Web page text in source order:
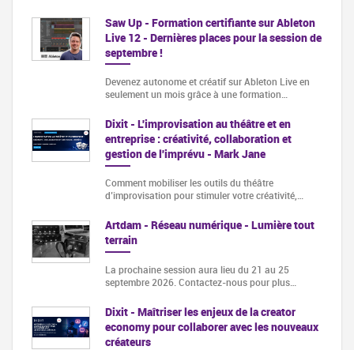
Saw Up - Formation certifiante sur Ableton
Live 12 - Dernières places pour la session de
septembre !
Devenez autonome et créatif sur Ableton Live en
seulement un mois grâce à une formation…
Dixit - L'improvisation au théâtre et en
entreprise : créativité, collaboration et
gestion de l'imprévu - Mark Jane
Comment mobiliser les outils du théâtre
d’improvisation pour stimuler votre créativité,…
Artdam - Réseau numérique - Lumière tout
terrain
La prochaine session aura lieu du 21 au 25
septembre 2026. Contactez-nous pour plus…
Dixit - Maîtriser les enjeux de la creator
economy pour collaborer avec les nouveaux
créateurs